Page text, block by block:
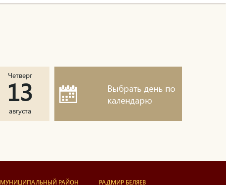
Четверг
13
августа
Выбрать день по
календарю
МУНИЦИПАЛЬНЫЙ РАЙОН РАДМИР БЕЛЯЕВ